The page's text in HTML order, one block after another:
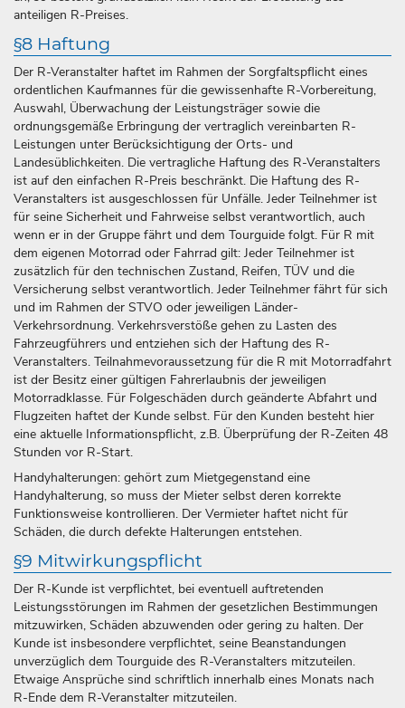
anteiligen R-Preises.
§8 Haftung
Der R-Veranstalter haftet im Rahmen der Sorgfaltspflicht eines
ordentlichen Kaufmannes für die gewissenhafte R-Vorbereitung,
Auswahl, Überwachung der Leistungsträger sowie die
ordnungsgemäße Erbringung der vertraglich vereinbarten R-
Leistungen unter Berücksichtigung der Orts- und
Landesüblichkeiten. Die vertragliche Haftung des R-Veranstalters
ist auf den einfachen R-Preis beschränkt. Die Haftung des R-
Veranstalters ist ausgeschlossen für Unfälle. Jeder Teilnehmer ist
für seine Sicherheit und Fahrweise selbst verantwortlich, auch
wenn er in der Gruppe fährt und dem Tourguide folgt. Für R mit
dem eigenen Motorrad oder Fahrrad gilt: Jeder Teilnehmer ist
zusätzlich für den technischen Zustand, Reifen, TÜV und die
Versicherung selbst verantwortlich. Jeder Teilnehmer fährt für sich
und im Rahmen der STVO oder jeweiligen Länder-
Verkehrsordnung. Verkehrsverstöße gehen zu Lasten des
Fahrzeugführers und entziehen sich der Haftung des R-
Veranstalters. Teilnahmevoraussetzung für die R mit Motorradfahrt
ist der Besitz einer gültigen Fahrerlaubnis der jeweiligen
Motorradklasse. Für Folgeschäden durch geänderte Abfahrt und
Flugzeiten haftet der Kunde selbst. Für den Kunden besteht hier
eine aktuelle Informationspflicht, z.B. Überprüfung der R-Zeiten 48
Stunden vor R-Start.
Handyhalterungen: gehört zum Mietgegenstand eine
Handyhalterung, so muss der Mieter selbst deren korrekte
Funktionsweise kontrollieren. Der Vermieter haftet nicht für
Schäden, die durch defekte Halterungen entstehen.
§9 Mitwirkungspflicht
Der R-Kunde ist verpflichtet, bei eventuell auftretenden
Leistungsstörungen im Rahmen der gesetzlichen Bestimmungen
mitzuwirken, Schäden abzuwenden oder gering zu halten. Der
Kunde ist insbesondere verpflichtet, seine Beanstandungen
unverzüglich dem Tourguide des R-Veranstalters mitzuteilen.
Etwaige Ansprüche sind schriftlich innerhalb eines Monats nach
R-Ende dem R-Veranstalter mitzuteilen.